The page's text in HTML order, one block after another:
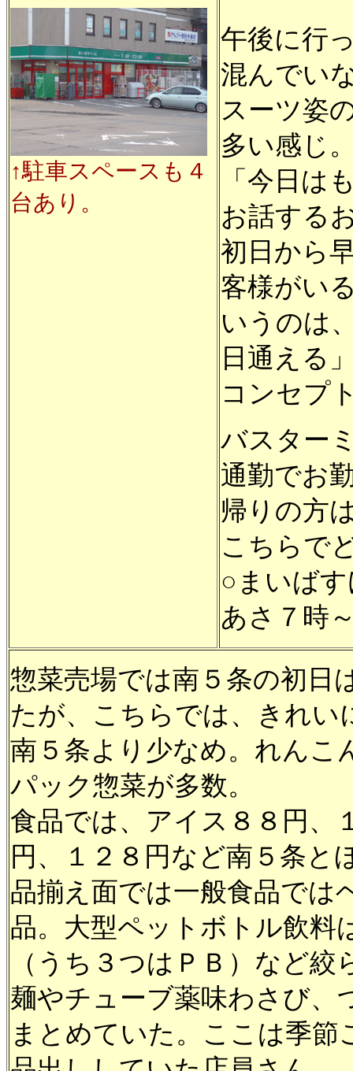
↑駐車スペースも４
台あり。
午後に行
混んでい
スーツ姿
多い感じ
「今日は
お話する
初日から
客様がい
いうのは
日通える
コンセプ
バスター
通勤でお
帰りの方
こちらで
○まいば
あさ７時
惣菜売場では南５条の初日
たが、こちらでは、きれい
南５条より少なめ。れんこ
パック惣菜が多数。
食品では、アイス８８円、
円、１２８円など南５条と
品揃え面では一般食品では
品。大型ペットボトル飲料
（うち３つはＰＢ）など
麺やチューブ薬味わさび、
まとめていた。ここは季節